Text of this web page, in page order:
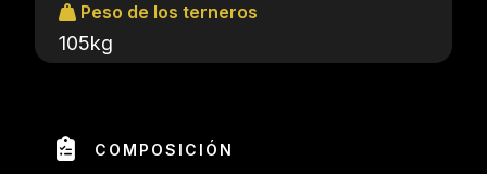
Peso de los terneros
105kg
COMPOSICIÓN